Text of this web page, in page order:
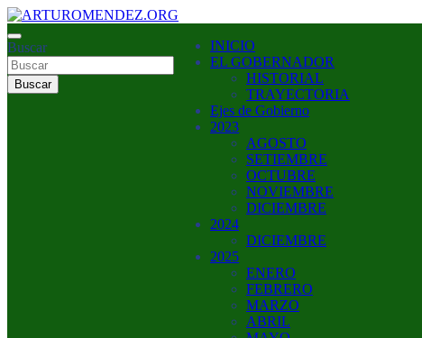
Saltar
al
contenido
ARTUROMENDEZ.ORG
ARTURO MENDEZ GOBERNADOR 2023
Buscar
Buscar
INICIO
EL GOBERNADOR
HISTORIAL
TRAYECTORIA
Ejes de Gobierno
2023
AGOSTO
SETIEMBRE
OCTUBRE
NOVIEMBRE
DICIEMBRE
2024
DICIEMBRE
2025
ENERO
FEBRERO
MARZO
ABRIL